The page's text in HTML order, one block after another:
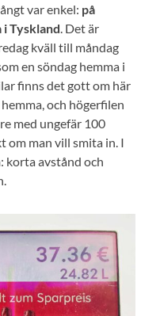
var enkel: på
Tyskland . Det är
kväll till måndag
en söndag hemma i
finns det gott om här
och högerfilen
med ungefär 100
om man vill smita in. I
korta avstånd och